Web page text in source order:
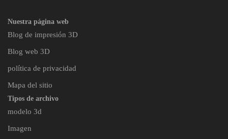
Nuestra página web
Blog de impresión 3D
Blog web 3D
política de privacidad
Mapa del sitio
Tipos de archivo
modelo 3d
Imagen